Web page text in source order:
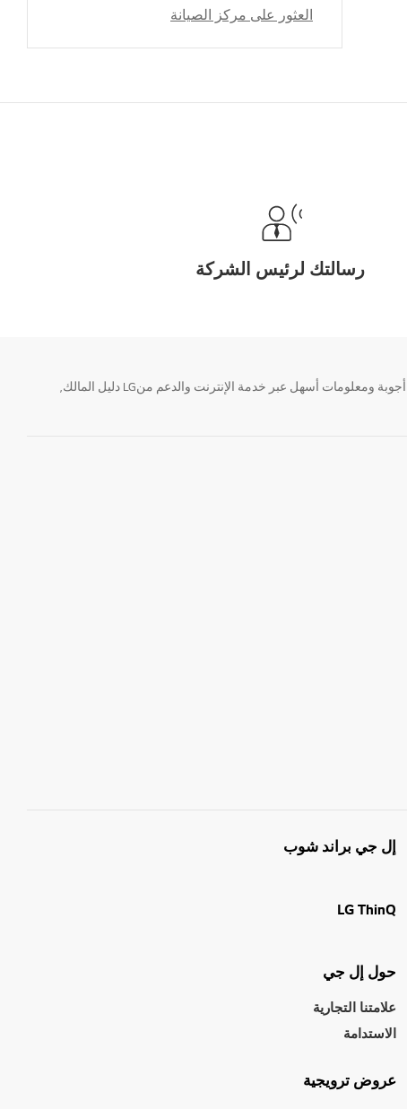
العثور على مركز الصيانة
رسالتك لرئيس الشركة
تحتاج معلومة؟ او لديك سؤال ؟ يمكننا المساعدة. سواء كنت فى حاجة الى حجز منتجك او التواصل مع احد ممثلى دعم LG أو الحصول على خدمة صيانة. إيجاد أجوبة ومعلومات أسهل عبر خدمة الإنترنت والدعم منLG دليل المالك,
إل جي براند شوب
LG ThinQ
حول إل جي
علامتنا التجارية
الاستدامة
عروض ترويجية